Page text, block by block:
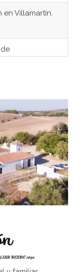
de
julio 1936
en el campo: del
Los Hurones